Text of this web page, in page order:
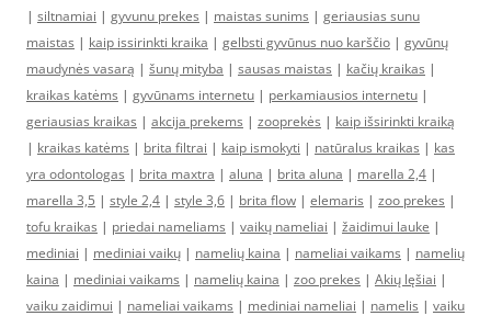
| siltnamiai | gyvunu prekes | maistas sunims | geriausias sunu
maistas | kaip issirinkti kraika | gelbsti gyvūnus nuo karščio | gyvūnų
maudynės vasarą | šunų mityba | sausas maistas | kačių kraikas |
kraikas katėms | gyvūnams internetu | perkamiausios internetu |
geriausias kraikas | akcija prekems | zooprekės | kaip išsirinkti kraiką
| kraikas katėms | brita filtrai | kaip ismokyti | natūralus kraikas | kas
yra odontologas | brita maxtra | aluna | brita aluna | marella 2,4 |
marella 3,5 | style 2,4 | style 3,6 | brita flow | elemaris | zoo prekes |
tofu kraikas | priedai nameliams | vaikų nameliai | žaidimui lauke |
mediniai | mediniai vaikų | namelių kaina | nameliai vaikams | namelių
kaina | mediniai vaikams | namelių kaina | zoo prekes | Akių lęšiai |
vaiku zaidimui | nameliai vaikams | mediniai nameliai | namelis | vaiku